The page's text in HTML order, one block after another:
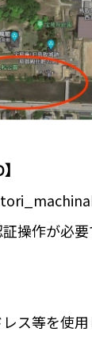
操作が必要
ス等を使用